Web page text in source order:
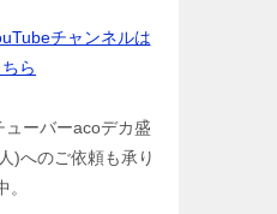
チャンネルは
ちら
ーバーacoデカ盛
)へのご依頼も承り
。